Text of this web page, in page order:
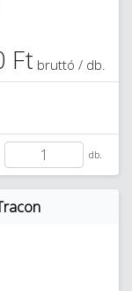
Ft bruttó / db.
db.